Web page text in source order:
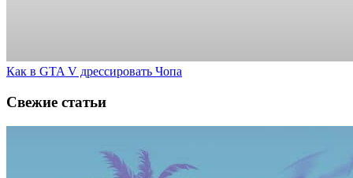
Как в GTA V дрессировать Чопа
Свежие статьи